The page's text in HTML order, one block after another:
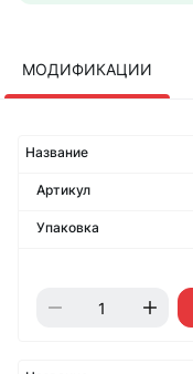
МОДИФИКАЦИИ